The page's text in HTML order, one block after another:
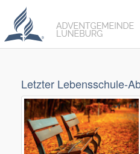
Letzter Lebensschule-